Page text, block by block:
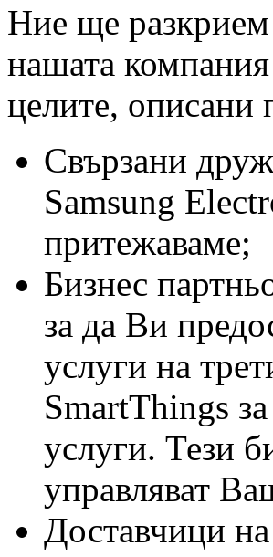
Ние ще
нашата
целите, описани
Свързани
Samsung
притежаваме;
Бизнес
за да Ви
услуги на
SmartThings
услуги. Тези
управляват
Доставчици